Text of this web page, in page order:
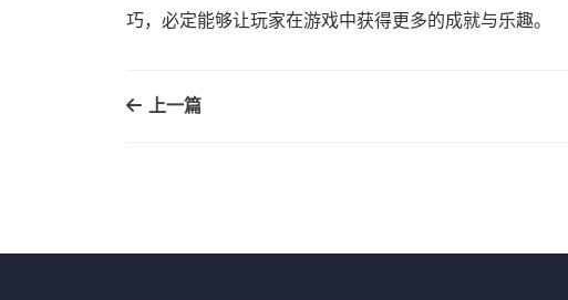
巧，必定能够让玩家在游戏中获得更多的成就与乐趣。
上一篇